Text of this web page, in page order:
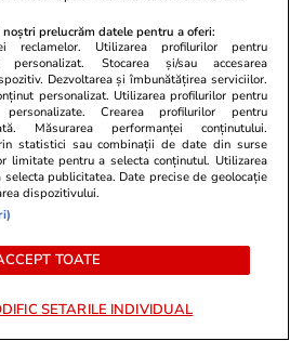
15 iul.
de apă
prelucrăm datele pentru a oferi:
reclamelor. Utilizarea profilurilor pentru
personalizat. Stocarea și/sau accesarea
Dezvoltarea și îmbunătățirea serviciilor.
personalizat. Utilizarea profilurilor pentru
Crearea profilurilor pentru
Măsurarea performanței conținutului.
statistici sau combinații de date din surse
limitate pentru a selecta conținutul. Utilizarea
publicitatea. Date precise de geolocație
dispozitivului.
TOATE
SETARILE INDIVIDUAL